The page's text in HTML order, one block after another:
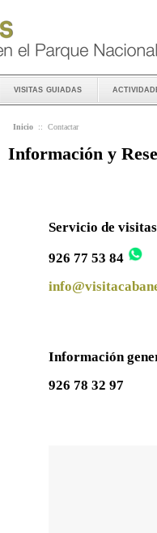
visitas guiadas
Inicio :: Contactar
Información y
Servicio de
926 77 53 84
Información
926 78 32 97